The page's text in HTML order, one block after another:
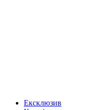
Ексклюзив